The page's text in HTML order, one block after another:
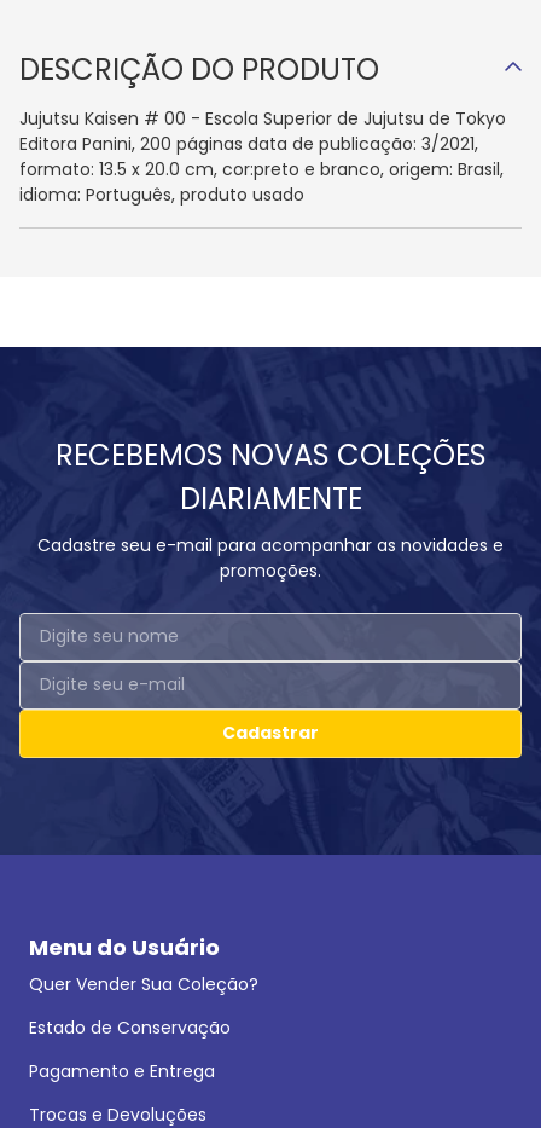
DESCRIÇÃO DO PRODUTO
Jujutsu Kaisen # 00 - Escola Superior de Jujutsu de Tokyo
Editora Panini, 200 páginas data de publicação: 3/2021,
formato: 13.5 x 20.0 cm, cor:preto e branco, origem: Brasil,
idioma: Português, produto usado
RECEBEMOS NOVAS COLEÇÕES
DIARIAMENTE
Cadastre seu e-mail para acompanhar as novidades e
promoções.
Cadastrar
Menu do Usuário
Quer Vender Sua Coleção?
Estado de Conservação
Pagamento e Entrega
Trocas e Devoluções